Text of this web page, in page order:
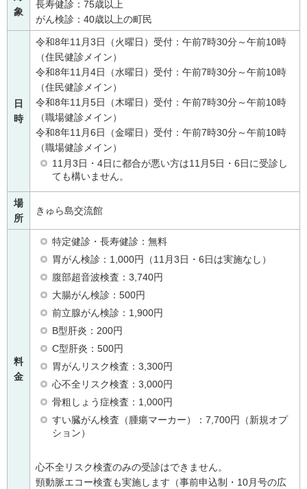
象
長寿健診：75歳以上
がん検診：40歳以上の町民
日
時
令和8年11月3日（火曜日）受付：午前7時30分～午前10時
（住民健診メイン）
令和8年11月4日（水曜日）受付：午前7時30分～午前10時
（住民健診メイン）
令和8年11月5日（木曜日）受付：午前7時30分～午前10時
（職場健診メイン）
令和8年11月6日（金曜日）受付：午前7時30分～午前10時
（職場健診メイン）
11月3日・4日に都合が悪い方は11月5日・6日に受診し
ても構いません。
場
所
きゅら島交流館
料
金
特定健診・長寿健診：無料
胃がん検診：1,000円（11月3日・6日は実施なし）
腹部超音波検査：3,740円
大腸がん検診：500円
前立腺がん検診：1,900円
B型肝炎：200円
C型肝炎：500円
胃がんリスク検査：3,300円
心不全リスク検査：3,000円
骨粗しょう症検査：1,000円
すい臓がん検査（腫瘍マーカー）：7,700円（新規オプ
ション）
心不全リスク検査のみの受診はできません。
頸動脈エコー検査も実施します（事前申込制・10月号の広